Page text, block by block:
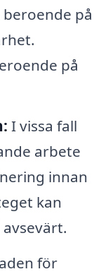
på
på
I vissa fall
arbete
innan
kan
för